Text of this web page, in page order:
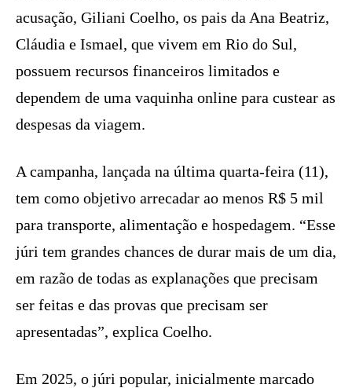
acusação, Giliani Coelho, os pais da Ana Beatriz,
Cláudia e Ismael, que vivem em Rio do Sul,
possuem recursos financeiros limitados e
dependem de uma vaquinha online para custear as
despesas da viagem.
A campanha, lançada na última quarta-feira (11),
tem como objetivo arrecadar ao menos R$ 5 mil
para transporte, alimentação e hospedagem. “Esse
júri tem grandes chances de durar mais de um dia,
em razão de todas as explanações que precisam
ser feitas e das provas que precisam ser
apresentadas”, explica Coelho.
Em 2025, o júri popular, inicialmente marcado